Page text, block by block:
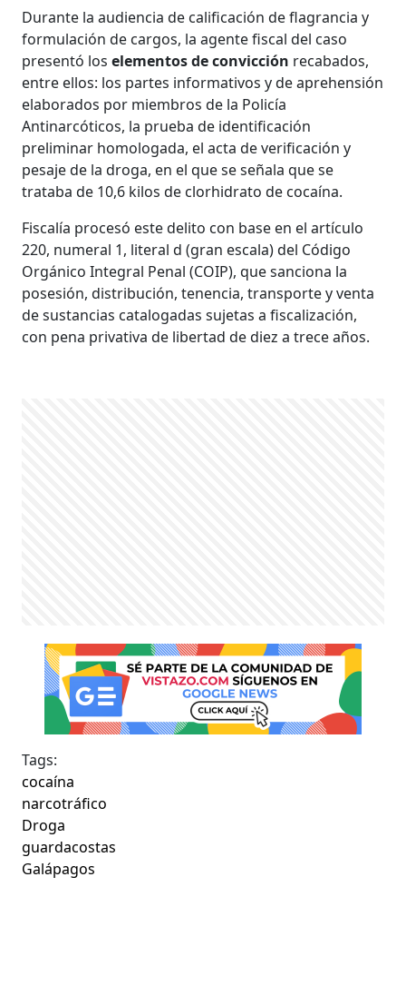
Durante la audiencia de calificación de flagrancia y
formulación de cargos, la agente fiscal del caso
presentó los elementos de convicción recabados,
entre ellos: los partes informativos y de aprehensión
elaborados por miembros de la Policía
Antinarcóticos, la prueba de identificación
preliminar homologada, el acta de verificación y
pesaje de la droga, en el que se señala que se
trataba de 10,6 kilos de clorhidrato de cocaína.
Fiscalía procesó este delito con base en el artículo
220, numeral 1, literal d (gran escala) del Código
Orgánico Integral Penal (COIP), que sanciona la
posesión, distribución, tenencia, transporte y venta
de sustancias catalogadas sujetas a fiscalización,
con pena privativa de libertad de diez a trece años.
Tags:
cocaína
narcotráfico
Droga
guardacostas
Galápagos